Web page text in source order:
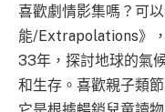
喜歡劇情影集嗎？可
能/Extrapolations》
33年，探討地球的氣
和生存。喜歡親子類